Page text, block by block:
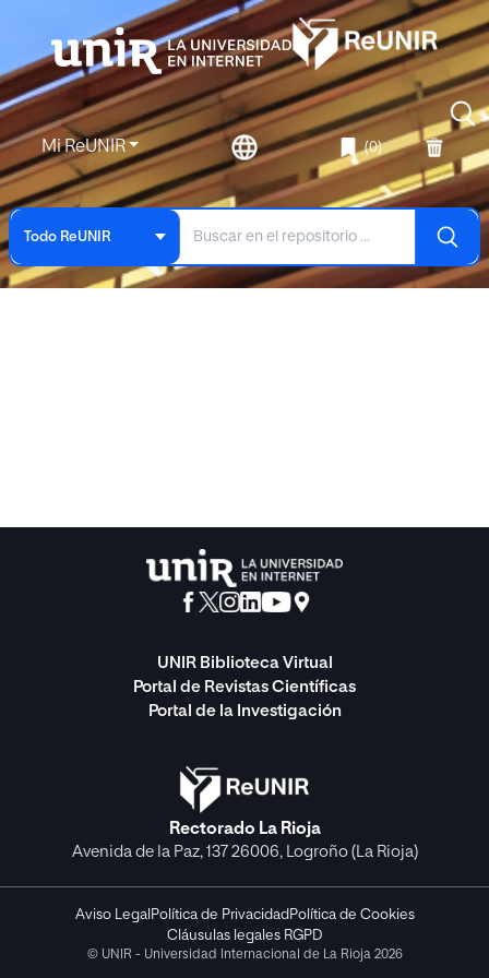
Mi ReUNIR (0)
Todo ReUNIR
UNIR Biblioteca Virtual
Portal de Revistas Científicas
Portal de la Investigación
Rectorado La Rioja
Avenida de la Paz, 137 26006, Logroño (La Rioja)
Aviso Legal Política de Privacidad Política de Cookies
Cláusulas legales RGPD
© UNIR - Universidad Internacional de La Rioja 2026